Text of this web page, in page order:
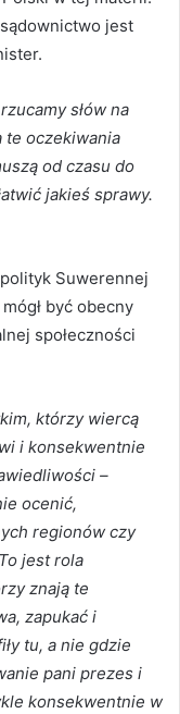
jest
słów na
te oczekiwania
od czasu do
jakieś sprawy.
Suwerennej
być obecny
społeczności
którzy wiercą
i konsekwentnie
–
ocenić,
regionów czy
jest rola
znają te
zapukać i
tu, a nie gdzie
pani prezes i
konsekwentnie w